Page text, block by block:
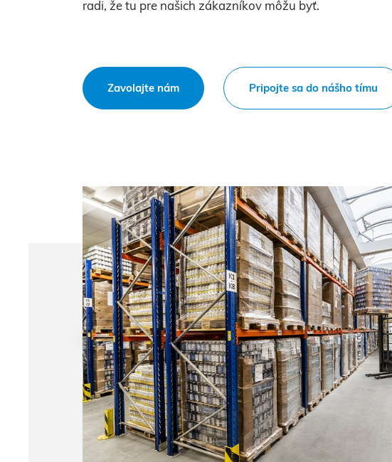
radi, že tu pre našich zákazníkov môžu byť.
Zavolajte nám Pripojte sa do nášho tímu